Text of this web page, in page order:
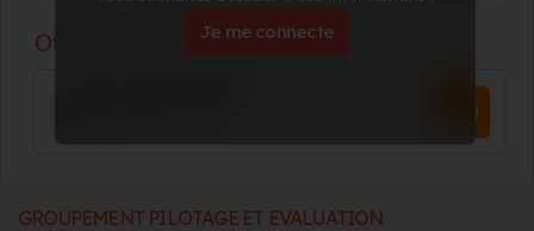
Je me connecte
GROUPEMENT PILOTAGE ET EVALUATION